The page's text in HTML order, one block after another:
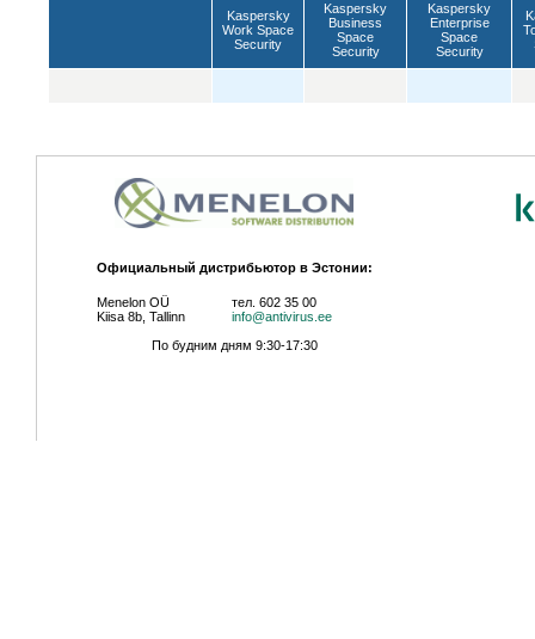
Kaspersky
Work Space
Security
Kaspersky
Business
Space
Security
Kaspersky
Enterprise
Space
Security
Официальный дистрибьютор в Эстонии:
Menelon OÜ
Kiisa 8b, Tallinn
тел. 602 35 00
info@antivirus.ee
По будним дням 9:30-17:30